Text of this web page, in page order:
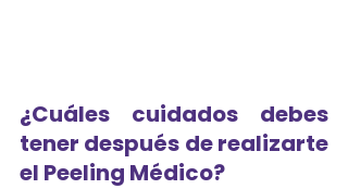
¿Cuáles cuidados debes
tener después de realizarte
el Peeling Médico?